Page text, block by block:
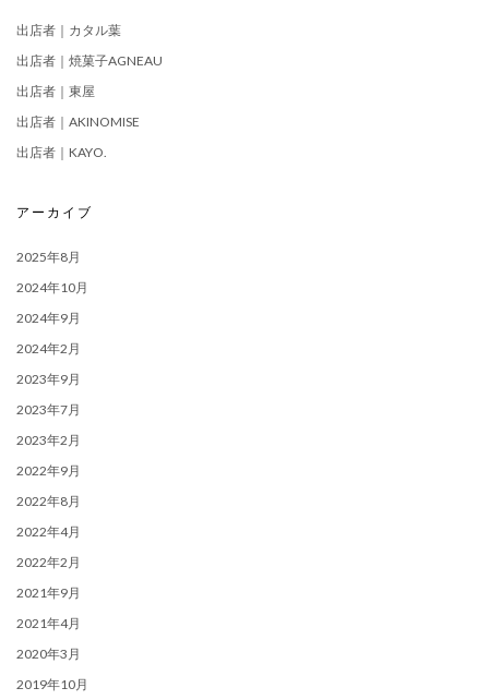
出店者｜カタル葉
出店者｜焼菓子AGNEAU
出店者｜東屋
出店者｜AKINOMISE
出店者｜KAYO.
アーカイブ
2025年8月
2024年10月
2024年9月
2024年2月
2023年9月
2023年7月
2023年2月
2022年9月
2022年8月
2022年4月
2022年2月
2021年9月
2021年4月
2020年3月
2019年10月